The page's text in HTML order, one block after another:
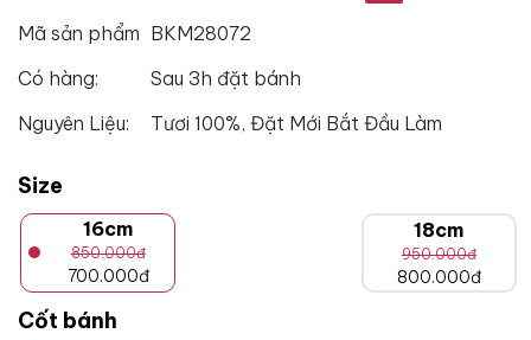
Mã sản phẩm BKM28072
Có hàng:
Sau 3h đặt bánh
Nguyên Liệu:
Tươi 100%, Đặt Mới Bắt Đầu Làm
Size
16cm
850.000đ
700.000đ
18cm
950.000đ
800.000đ
Cốt bánh